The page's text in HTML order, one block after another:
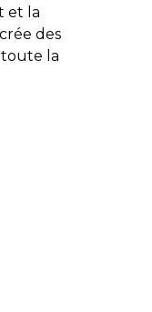
et la
des
la